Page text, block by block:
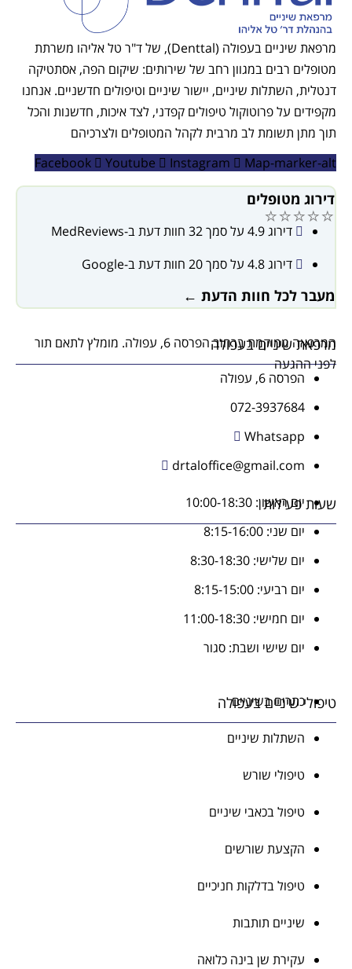
מרפאת שיניים בעפולה (Denttal), של ד"ר טל אליהו משרתת
רבים במגוון רחב של שירותים: שיקום הפה, אסתטיקה
השתלות שיניים, יישור שיניים וטיפולים חדשניים. אנחנו
על פרוטוקול טיפולים קפדני, לצד איכות, חדשנות והכל
תשומת לב מרבית לקהל המטופלים ולצרכיהם
Facebook
Youtube Instagram Map-
מטופלים
דירוג 4.9 על סמך 32 חוות דעת ב-MedReviews
דירוג 4.8 על סמך 20 חוות דעת ב-Google
לכל חוות הדעת ←
שיניים בעפולה
המרפאה ממוקמת ברחוב הפרסה 6, עפולה. מומלץ לתאם תור
הפרסה 6, עפולה
072-3937684
Whatsapp
drtaloffice@gmail.com
יום ראשון: 10:00-18:30
יום שני: 8:15-16:00
יום שלישי: 8:30-18:30
יום רביעי: 8:15-15:00
יום חמישי: 11:00-18:30
יום שישי ושבת: סגור
שיניים בעפולה
כתרים בשיניים
השתלות שיניים
טיפולי שורש
טיפול בכאבי שיניים
הקצעת שורשים
טיפול בדלקות חניכיים
שיניים תותבות
עקירת שן בינה כלואה